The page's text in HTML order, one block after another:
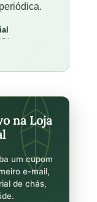
na Loja
um cupom
e-mail,
de chás,